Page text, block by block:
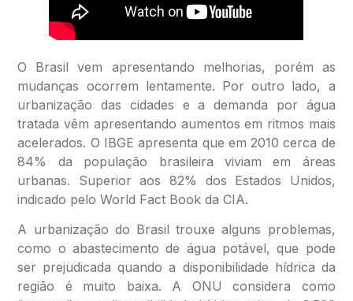
O Brasil vem apresentando melhorias, porém as
mudanças ocorrem lentamente. Por outro lado, a
urbanização das cidades e a demanda por água
tratada vêm apresentando aumentos em ritmos mais
acelerados. O IBGE apresenta que em 2010 cerca de
84% da população brasileira viviam em áreas
urbanas. Superior aos 82% dos Estados Unidos,
indicado pelo World Fact Book da CIA.
A urbanização do Brasil trouxe alguns problemas,
como o abastecimento de água potável, que pode
ser prejudicada quando a disponibilidade hídrica da
região é muito baixa. A ONU considera como